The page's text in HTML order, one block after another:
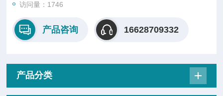
访问量：1746
产品咨询 16628709332
产品分类